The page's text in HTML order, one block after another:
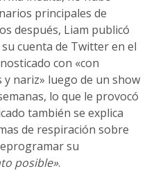
principales de
después, Liam publicó
cuenta de Twitter en el
con «con
nariz» luego de un show
lo que le provocó
también se explica
de respiración sobre
su
posible».